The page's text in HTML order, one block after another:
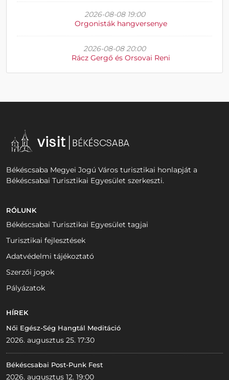
2026-08-08 19:00
Orgonisták hangversenye
2026-08-08 20:00
Rácz Gergő és Orsovai Reni
Békéscsaba Megyei Jogú Város turisztikai honlapját a
Békéscsabai Turisztikai Egyesület szerkeszti.
RÓLUNK
Békéscsabai Turisztikai Egyesület tagjai
Turisztikai fejlesztések
Adatvédelmi tájékoztató
Szerzői jogok
Pályázatok
HÍREK
Női Egész-Ség Hangtál Meditáció
2026. augusztus 25. 17:30
Békéscsabai Post-Punk Fest
2026. augusztus 12. 19:00